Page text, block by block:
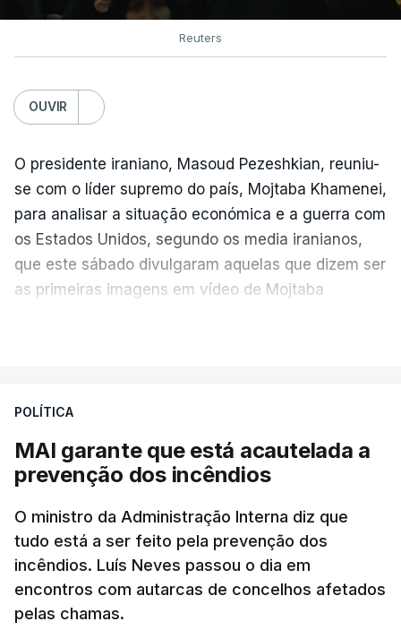
Reuters
OUVIR
O presidente iraniano, Masoud Pezeshkian, reuniu-
se com o líder supremo do país, Mojtaba Khamenei,
para analisar a situação económica e a guerra com
os Estados Unidos, segundo os media iranianos,
que este sábado divulgaram aquelas que dizem ser
as primeiras imagens em vídeo de Mojtaba
Mehr na rede social Telegram, como aquilo que
israelita, que nos últimos tempos vem dando conta
de que o líder supremo iraniano estará em estado
crítico na sequência do bombardeamento que no
último dia de fevereiro passado matou o pai, o
ayatollah Ali Khamenei, e outros membros da
família.
As imagens mostram Mojtaba Khamenei no que
POLÍTICA
MAI garante que está acautelada a
prevenção dos incêndios
O ministro da Administração Interna diz que
tudo está a ser feito pela prevenção dos
incêndios. Luís Neves passou o dia em
encontros com autarcas de concelhos afetados
pelas chamas.